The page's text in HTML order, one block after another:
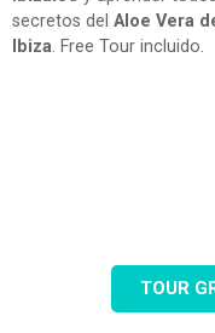
secretos del Aloe Vera
Ibiza. Free Tour incluido.
TOUR